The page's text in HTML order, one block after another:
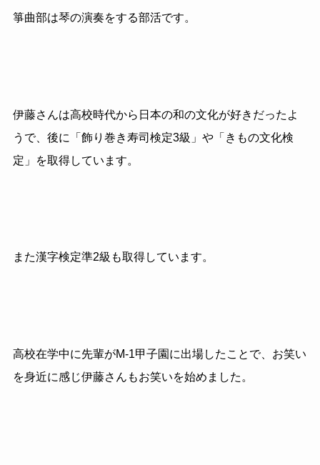
箏曲部は琴の演奏をする部活です。
伊藤さんは高校時代から日本の和の文化が好きだったよ
うで、後に「飾り巻き寿司検定3級」や「きもの文化検
定」を取得しています。
また漢字検定準2級も取得しています。
高校在学中に先輩がM-1甲子園に出場したことで、お笑い
を身近に感じ伊藤さんもお笑いを始めました。